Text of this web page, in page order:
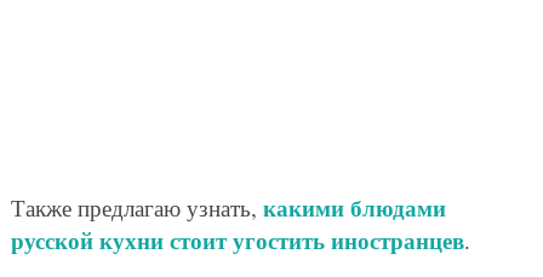
Также предлагаю узнать, какими блюдами
русской кухни стоит угостить иностранцев.